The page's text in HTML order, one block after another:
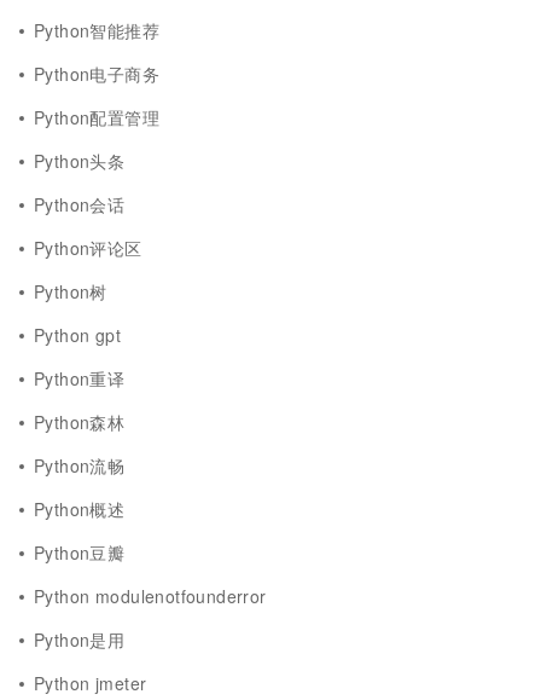
Python智能推荐
Python电子商务
Python配置管理
Python头条
Python会话
Python评论区
Python树
Python gpt
Python重译
Python森林
Python流畅
Python概述
Python豆瓣
Python modulenotfounderror
Python是用
Python jmeter